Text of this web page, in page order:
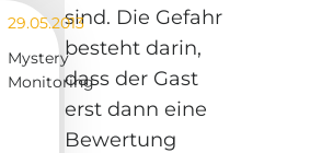
sind. Die Gefahr
besteht darin,
dass der Gast
erst dann eine
Bewertung
29.05.2013
Mystery
Monitoring